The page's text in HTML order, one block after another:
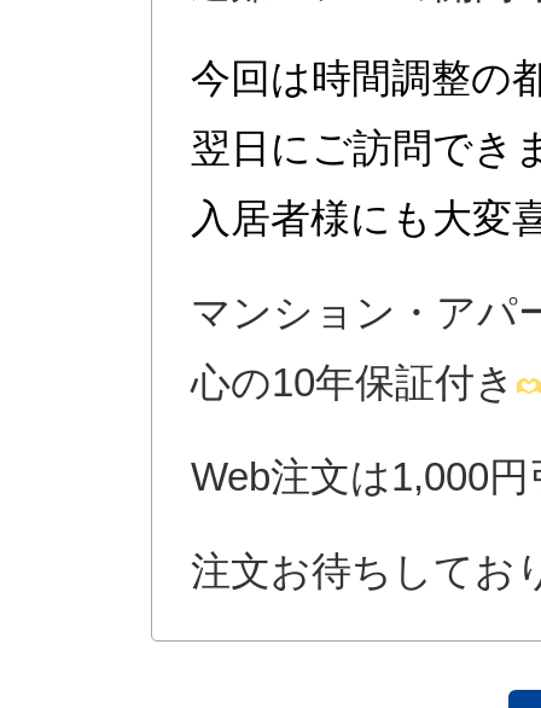
今回は時間調整の
翌日にご訪問でき
入居者様にも大変
マンション・アパ
心の10年保証付き
Web注文は1,000円
注文お待ちしてお